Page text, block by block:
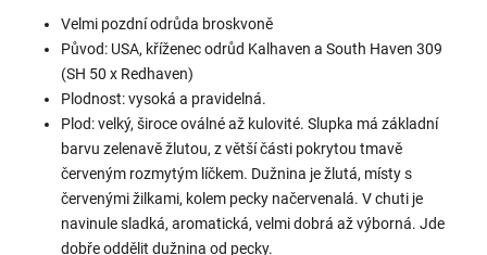
Velmi pozdní odrůda broskvoně
Původ: USA, kříženec odrůd Kalhaven a South Haven 309
(SH 50 x Redhaven)
Plodnost: vysoká a pravidelná.
Plod: velký, široce oválné až kulovité. Slupka má základní
barvu zelenavě žlutou, z větší části pokrytou tmavě
červeným rozmytým líčkem. Dužnina je žlutá, místy s
červenými žilkami, kolem pecky načervenalá. V chuti je
navinule sladká, aromatická, velmi dobrá až výborná. Jde
dobře oddělit dužnina od pecky.